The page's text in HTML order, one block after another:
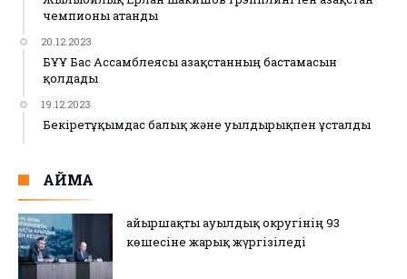
чемпионы атанды
20.12.2023
БҰҰ Бас Ассамблеясы Қазақстанның бастамасын
қолдады
19.12.2023
Бекіретұқымдас балық және уылдырықпен ұсталды
АЙМАҚ
Қайыршақты ауылдық округінің 93
көшесіне жарық жүргізіледі